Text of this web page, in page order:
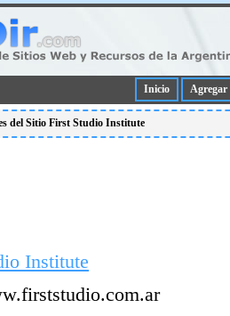
Inicio Agregar
del Sitio First Studio Institute
Institute